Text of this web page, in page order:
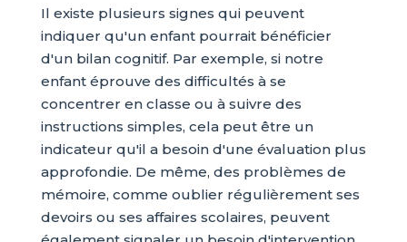
Il existe plusieurs signes qui peuvent
indiquer qu'un enfant pourrait bénéficier
d'un bilan cognitif. Par exemple, si notre
enfant éprouve des difficultés à se
concentrer en classe ou à suivre des
instructions simples, cela peut être un
indicateur qu'il a besoin d'une évaluation plus
approfondie. De même, des problèmes de
mémoire, comme oublier régulièrement ses
devoirs ou ses affaires scolaires, peuvent